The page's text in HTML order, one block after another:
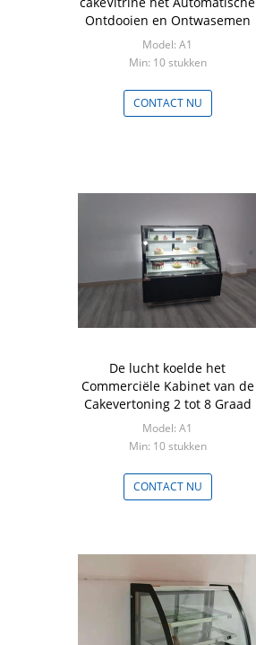
Ontdooien en Ontwasemen
Model: A1
Min: 10 stukken
CONTACT NU
De lucht koelde het
Commerciële Kabinet van de
Cakevertoning 2 tot 8 Graad
Model: A1
Min: 10 stukken
CONTACT NU